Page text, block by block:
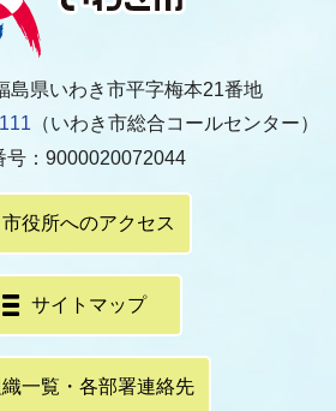
県いわき市平字梅本21番地
（いわき市総合コールセンター）
号：9000020072044
市役所へのアクセス
サイトマップ
一覧・各部署連絡先